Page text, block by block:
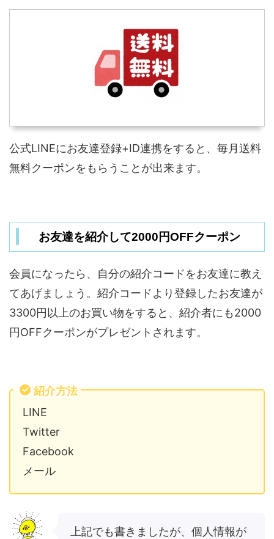
公式LINEにお友達登録+ID連携をすると、毎月送料
無料クーポンをもらうことが出来ます。
お友達を紹介して2000円OFFクーポン
会員になったら、自分の紹介コードをお友達に教え
てあげましょう。紹介コードより登録したお友達が
3300円以上のお買い物をすると、紹介者にも2000
円OFFクーポンがプレゼントされます。
紹介方法
LINE
Twitter
Facebook
メール
上記でも書きましたが、個人情報が